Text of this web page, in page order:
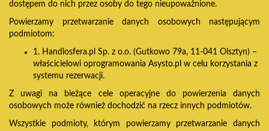
dostępem do nich przez osoby do tego nieupoważnione.
Powierzamy przetwarzanie danych osobowych następującym
podmiotom:
1. Handlosfera.pl Sp. z o.o. (Gutkowo 79a, 11-041 Olsztyn) –
właścicielowi oprogramowania Asysto.pl w celu korzystania z
systemu rezerwacji.
Z uwagi na bieżące cele operacyjne do powierzenia danych
osobowych może również dochodzić na rzecz innych podmiotów.
Wszystkie podmioty, którym powierzamy przetwarzanie danych